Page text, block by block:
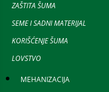
ZAŠTITA ŠUMA
SEME I SADNI MATERIJAL
KORIŠĆENJE ŠUMA
LOVSTVO
MEHANIZACIJA